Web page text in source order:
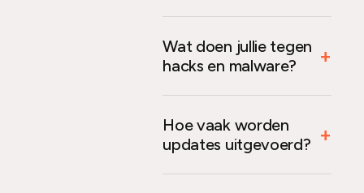
Wat doen jullie tegen
hacks en malware?
Hoe vaak worden
updates uitgevoerd?